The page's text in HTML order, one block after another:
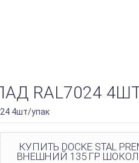
RAL7024
4шт/упак
КУПИТЬ DOCKE STAL
ВНЕШНИЙ 135 ГР